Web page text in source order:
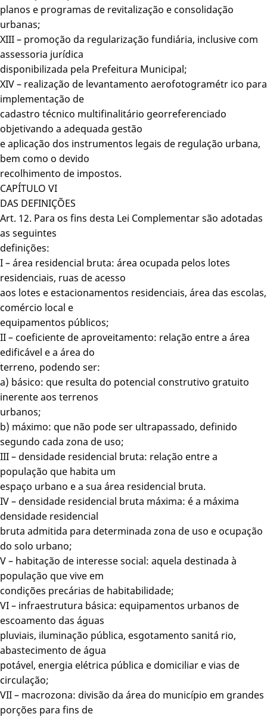
planos e programas de revitalização e consolidação
urbanas;
XIII – promoção da regularização fundiária, inclusive com
assessoria jurídica
disponibilizada pela Prefeitura Municipal;
XIV – realização de levantamento aerofotogramétr ico para
implementação de
cadastro técnico multifinalitário georreferenciado
objetivando a adequada gestão
e aplicação dos instrumentos legais de regulação urbana,
bem como o devido
recolhimento de impostos.
CAPÍTULO VI
DAS DEFINIÇÕES
Art. 12. Para os fins desta Lei Complementar são adotadas
as seguintes
definições:
I – área residencial bruta: área ocupada pelos lotes
residenciais, ruas de acesso
aos lotes e estacionamentos residenciais, área das escolas,
comércio local e
equipamentos públicos;
II – coeficiente de aproveitamento: relação entre a área
edificável e a área do
terreno, podendo ser:
a) básico: que resulta do potencial construtivo gratuito
inerente aos terrenos
urbanos;
b) máximo: que não pode ser ultrapassado, definido
segundo cada zona de uso;
III – densidade residencial bruta: relação entre a
população que habita um
espaço urbano e a sua área residencial bruta.
IV – densidade residencial bruta máxima: é a máxima
densidade residencial
bruta admitida para determinada zona de uso e ocupação
do solo urbano;
V – habitação de interesse social: aquela destinada à
população que vive em
condições precárias de habitabilidade;
VI – infraestrutura básica: equipamentos urbanos de
escoamento das águas
pluviais, iluminação pública, esgotamento sanitá rio,
abastecimento de água
potável, energia elétrica pública e domiciliar e vias de
circulação;
VII – macrozona: divisão da área do município em grandes
porções para fins de